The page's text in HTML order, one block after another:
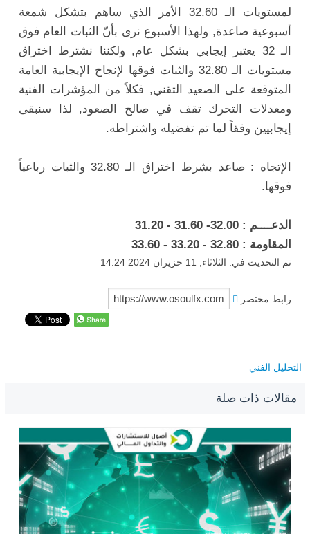
لمستويات الـ 32.60 الأمر الذي ساهم بتشكل شمعة
أسبوعية صاعدة, ولهذا الأسبوع نرى بأنّ الثبات العام فوق
الـ 32 يعتبر إيجابي بشكل عام, ولكننا نشترط اختراق
مستويات الـ 32.80 والثبات فوقها لإنجاح الإيجابية العامة
المتوقعة على الصعيد التقني, فكلاً من المؤشرات الفنية
ومعدلات التحرك تقف في صالح الصعود, لذا سنبقى
إيجابيين وفقاً لما تم تفضيله واشتراطه.
الإتجاه : صاعد بشرط اختراق الـ 32.80 والثبات رباعياً
فوقها.
الدعــــم : 32.00- 31.60 - 31.20
المقاومة : 32.80 - 33.20 - 33.60
تم التحديث في: الثلاثاء, 11 حزيران 2024 14:24
رابط مختصر
التحليل الفني
مقالات ذات صلة